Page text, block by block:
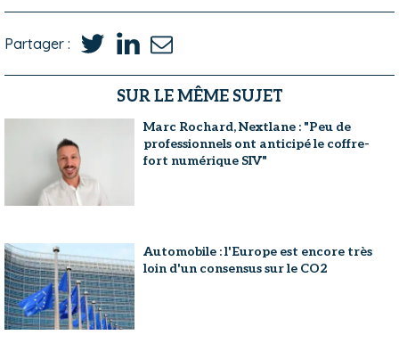
Partager :
SUR LE MÊME SUJET
Marc Rochard, Nextlane : "Peu de
professionnels ont anticipé le coffre-
fort numérique SIV"
Automobile : l'Europe est encore très
loin d'un consensus sur le CO2